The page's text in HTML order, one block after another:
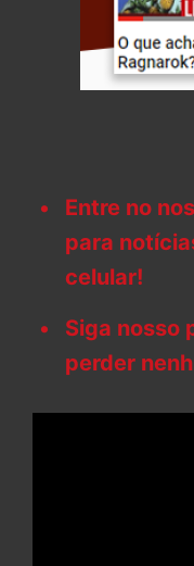
Entre no
para
celular!
Siga nosso
perder